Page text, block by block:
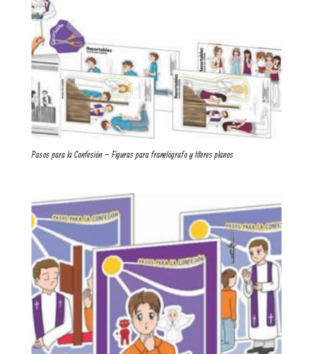
Pasos para la Confesión – Figuras para franelógrafo y títeres planos